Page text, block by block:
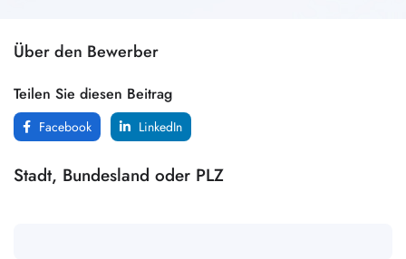
Über den Bewerber
Teilen Sie diesen Beitrag
Facebook LinkedIn
Stadt, Bundesland oder PLZ